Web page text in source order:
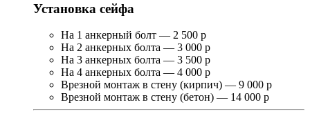
Установка сейфа
На 1 анкерный болт — 2 500 р
На 2 анкерных болта — 3 000 р
На 3 анкерных болта — 3 500 р
На 4 анкерных болта — 4 000 р
Врезной монтаж в стену (кирпич) — 9 000 р
Врезной монтаж в стену (бетон) — 14 000 р